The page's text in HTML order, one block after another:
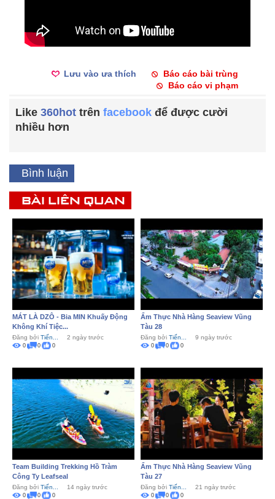
Lưu vào ưa thích
Báo cáo bài trùng
Báo cáo vi phạm
Like 360hot trên facebook để được cười
nhiều hơn
Bình luận
BÀI LIÊN QUAN
MÁT LÀ DZÔ - Bia MIN Khuấy Động
Không Khí Tiệc...
Đăng bởi Tiến... 2 ngày trước
0 0 0
Ẩm Thực Nhà Hàng Seaview Vũng
Tàu 28
Đăng bởi Tiến... 9 ngày trước
0 0 0
Team Building Trekking Hồ Tràm
Công Ty Leafseal
Đăng bởi Tiến... 14 ngày trước
0 0 0
Ẩm Thực Nhà Hàng Seaview Vũng
Tàu 27
Đăng bởi Tiến... 21 ngày trước
0 0 0